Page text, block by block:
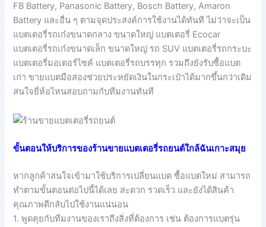
FB Battery, Panasonic Battery, Bosch Battery, Amaron
Battery และอื่น ๆ ตามจุดประสงค์การใช้งานได้ทันที ไม่ว่าจะเป็น
แบตเตอรี่รถเก๋งขนาดกลาง ขนาดใหญ่ แบตเตอรี่ Ecocar
แบตเตอรี่รถเก๋งขนาดเล็ก ขนาดใหญ่ รถ SUV แบตเตอรี่รถกระบะ
แบตเตอรี่มอเตอร์ไซค์ แบตเตอรี่รถบรรทุก รวมถึงยังรับซื้อแบต
เก่า ขายแบตมือสองช่วยประหยัดเงินในกระเป๋าได้มากขึ้นกว่าเดิม
สนใจยี่ห้อไหนสอบถามกับทีมงานทันที
ขั้นตอนให้บริการของร้านขายแบตเตอรี่รถยนต์ใกล้ฉันเกาะสมุย
หากลูกค้าสนใจเข้ามาใช้บริการเปลี่ยนแบต ซื้อแบตใหม่ สามารถ
ทำตามขั้นตอนต่อไปนี้ได้เลย สะดวก รวดเร็ว และยังได้สินค้า
คุณภาพดีกลับไปใช้งานแน่นอน
1. พูดคุยกับทีมงานของเราถึงสิ่งที่ต้องการ เช่น ต้องการแบตรุ่น